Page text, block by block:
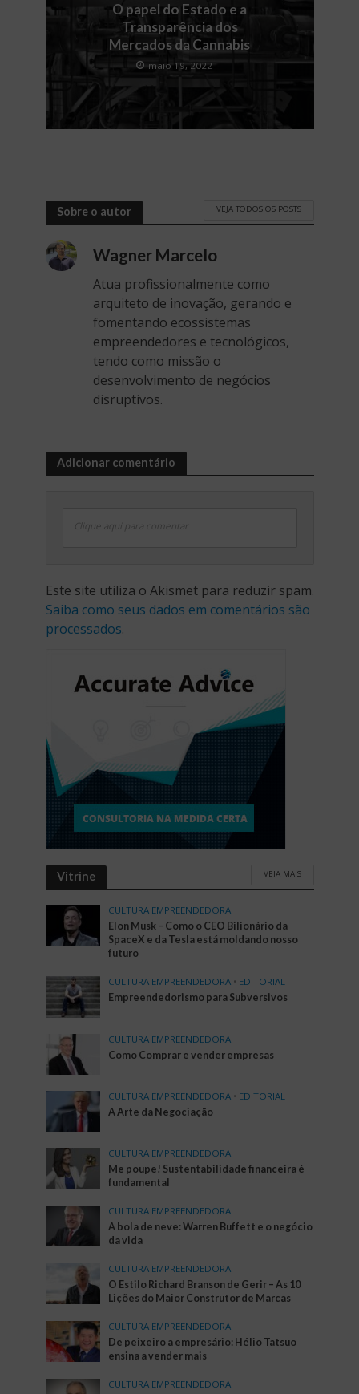
O papel do Estado e a
Transparência dos
Mercados da Cannabis
maio 19, 2022
Sobre o autor VEJA TODOS OS POSTS
Wagner Marcelo
Atua profissionalmente como
arquiteto de inovação, gerando e
fomentando ecossistemas
empreendedores e tecnológicos,
tendo como missão o
desenvolvimento de negócios
disruptivos.
Adicionar comentário
Clique aqui para comentar
Este site utiliza o Akismet para reduzir spam.
Saiba como seus dados em comentários são
processados.
Vitrine VEJA MAIS
CULTURA EMPREENDEDORA
Elon Musk – Como o CEO Bilionário da
SpaceX e da Tesla está moldando nosso
futuro
CULTURA EMPREENDEDORA • EDITORIAL
Empreendedorismo para Subversivos
CULTURA EMPREENDEDORA
Como Comprar e vender empresas
CULTURA EMPREENDEDORA • EDITORIAL
A Arte da Negociação
CULTURA EMPREENDEDORA
Me poupe! Sustentabilidade financeira é
fundamental
CULTURA EMPREENDEDORA
A bola de neve: Warren Buffett e o negócio
da vida
CULTURA EMPREENDEDORA
O Estilo Richard Branson de Gerir – As 10
Lições do Maior Construtor de Marcas
CULTURA EMPREENDEDORA
De peixeiro a empresário: Hélio Tatsuo
ensina a vender mais
CULTURA EMPREENDEDORA